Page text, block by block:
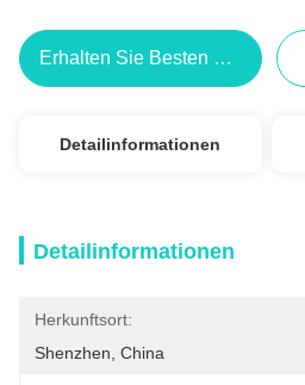
Erhalten Sie Besten Preis
Detailinformationen
Detailinformationen
Herkunftsort:
Shenzhen, China